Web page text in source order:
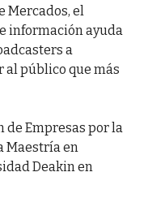
Mercados, el
información ayuda
a
público que más
Empresas por la
Maestría en
Deakin en